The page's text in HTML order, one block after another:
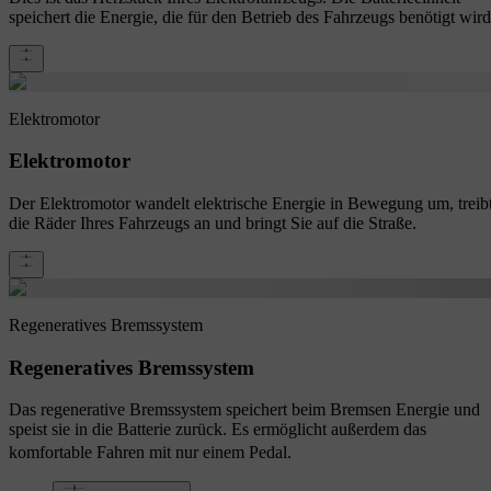
speichert die Energie, die für den Betrieb des Fahrzeugs benötigt
Elektromotor
Elektromotor
Der Elektromotor wandelt elektrische Energie in Bewegung um,
die Räder Ihres Fahrzeugs an und bringt Sie auf die Straße.
Regeneratives Bremssystem
Regeneratives Bremssystem
Das regenerative Bremssystem speichert beim Bremsen Energie und
speist sie in die Batterie zurück. Es ermöglicht außerdem das
komfortable Fahren mit nur einem Pedal.